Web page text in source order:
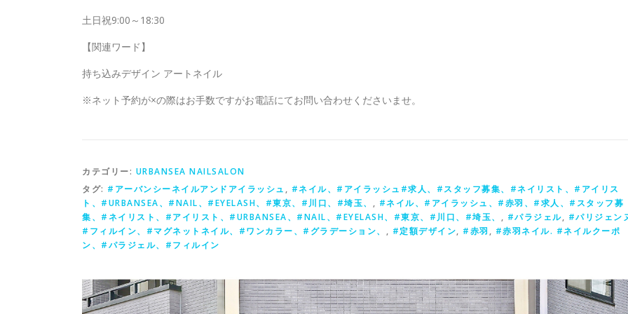
土日祝9:00～18:30
【関連ワード】
持ち込みデザイン アートネイル
※ネット予約が×の際はお手数ですがお電話にてお問い合わせくださいませ。
カテゴリー: URBANSEA NAILSALON
タグ: #アーバンシーネイルアンドアイラッシュ , #ネイル、#アイラッシュ#求人、#スタッフ募集、#ネイリスト、#アイリス
ト、#URBANSEA、#NAIL、#EYELASH、#東京、#川口、#埼玉、 , #ネイル、#アイラッシュ、#赤羽、#求人、#スタッフ募
集、#ネイリスト、#アイリスト、#URBANSEA、#NAIL、#EYELASH、#東京、#川口、#埼玉、 , #パラジェル, #パリジェン
#フィルイン、#マグネットネイル、#ワンカラー、#グラデーション、 , #定額デザイン, #赤羽 , #赤羽ネイル. #ネイルクーポ
ン、#パラジェル、#フィルイン